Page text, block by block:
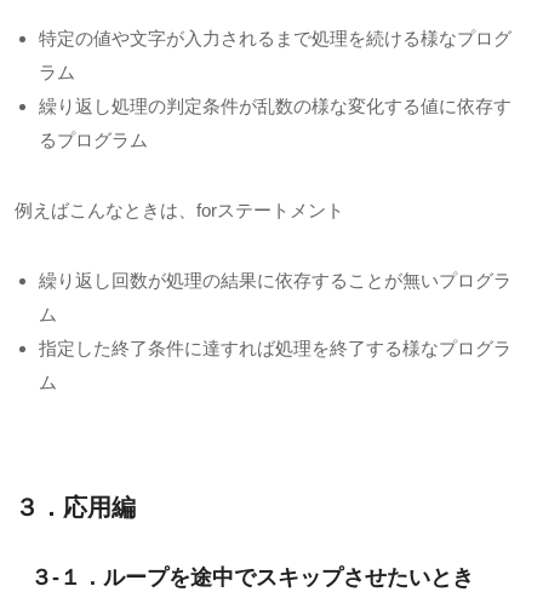
特定の値や文字が入力されるまで処理を続ける様なプログ
ラム
繰り返し処理の判定条件が乱数の様な変化する値に依存す
るプログラム
例えばこんなときは、 forステートメント
繰り返し回数が処理の結果に依存することが無いプログラ
ム
指定した終了条件に達すれば処理を終了する様なプログラ
ム
３．応用編
３-１．ループを途中でスキップさせたいとき